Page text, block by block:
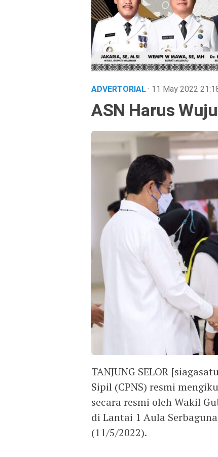
ADVERTORIAL· 11 May 2022
ASN Harus
TANJUNG SELOR
Sipil (CPNS) resmi
secara resmi oleh Wakil
di Lantai 1 Aula
(11/5/2022).